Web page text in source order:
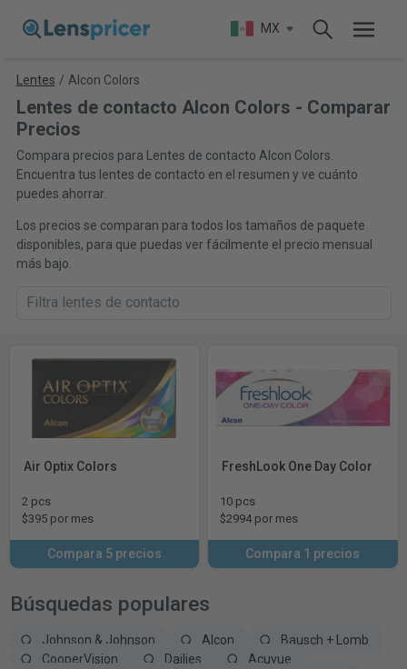
MX
Lentes / Alcon Colors
Lentes de contacto Alcon Colors - Comparar
Precios
Compara precios para Lentes de contacto Alcon Colors.
Encuentra tus lentes de contacto en el resumen y ve cuánto
puedes ahorrar.
Los precios se comparan para todos los tamaños de paquete
disponibles, para que puedas ver fácilmente el precio mensual
más bajo.
Air Optix Colors
2 pcs
$395 por mes
Compara 5 precios
FreshLook One Day Color
10 pcs
$2994 por mes
Compara 1 precios
Búsquedas populares
Johnson & Johnson Alcon
Bausch + Lomb
CooperVision
Dailies
Acuvue